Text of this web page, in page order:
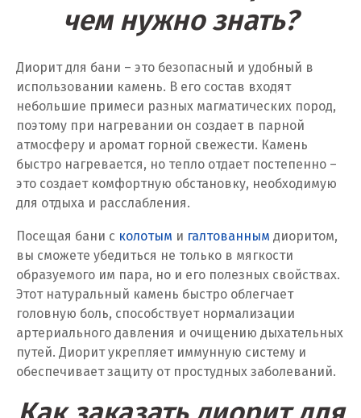
Киров
Кировград
Клин
Когалым
Коломна
Королёв
Кострома
Красногорск
Краснодар
чем нужно знать?
Диорит для бани – это безопасный и удобный в
использовании камень. В его состав входят
небольшие примеси разных магматических пород,
поэтому при нагревании он создает в парной
атмосферу и аромат горной свежести. Камень
быстро нагревается, но тепло отдает постепенно –
это создает комфортную обстановку, необходимую
для отдыха и расслабления.
Посещая бани с колотым и галтованным диоритом,
вы сможете убедиться не только в мягкости
образуемого им пара, но и его полезных свойствах.
Этот натуральный камень быстро облегчает
головную боль, способствует нормализации
артериального давления и очищению дыхательных
путей. Диорит укрепляет иммунную систему и
обеспечивает защиту от простудных заболеваний.